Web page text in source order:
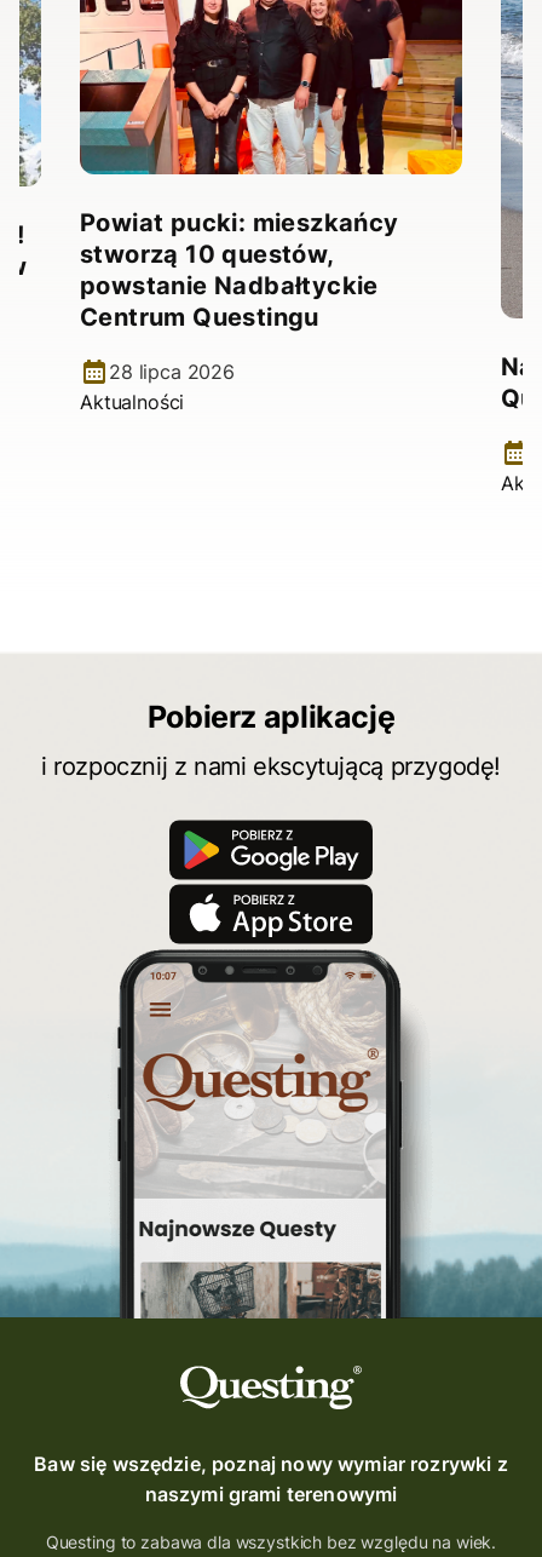
w
Powiat pucki: mieszkańcy
stworzą 10 questów,
powstanie Nadbałtyckie
Centrum Questingu
28 lipca 2026
Aktualności
Pobierz aplikację
i rozpocznij z nami ekscytującą przygodę!
Baw się wszędzie, poznaj nowy wymiar rozrywki z
naszymi grami terenowymi
Questing to zabawa dla wszystkich bez względu na wiek.